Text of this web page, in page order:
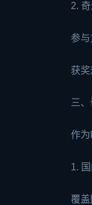
2.
参
获
三
作为
1.
覆盖